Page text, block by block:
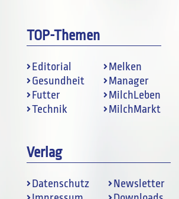
TOP-Themen
Editorial
Gesundheit
Futter
Technik
Melken
Manager
MilchLeben
MilchMarkt
Verlag
Datenschutz
Newsletter